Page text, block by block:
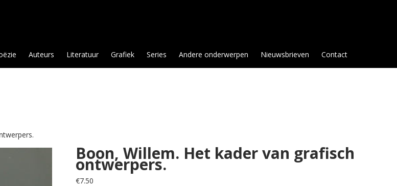
Auteurs Literatuur Grafiek Series Andere onderwerpen Nieuwsbrieven Contact
Boon, Willem. Het kader van grafisch
ontwerpers.
€7.50